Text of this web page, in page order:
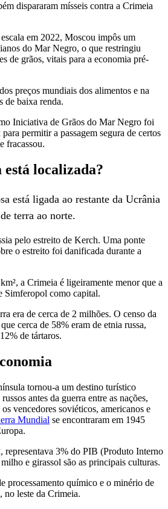
dispararam mísseis contra a Crimeia
em 2022, Moscou impôs um
do Mar Negro, o que restringiu
de grãos, vitais para a economia pré-
preços mundiais dos alimentos e na
de baixa renda.
Iniciativa de Grãos do Mar Negro foi
permitir a passagem segura de certos
fracassou.
localizada?
está ligada ao restante da Ucrânia
terra ao norte.
pelo estreito de Kerch. Uma ponte
o estreito foi danificada durante a
a Crimeia é ligeiramente menor que a
Simferopol como capital.
era de cerca de 2 milhões. O censo da
cerca de 58% eram de etnia russa,
de tártaros.
tornou-a um destino turístico
antes da guerra entre as nações,
vencedores soviéticos, americanos e
Mundial se encontraram em 1945
representava 3% do PIB (Produto Interno
e girassol são as principais culturas.
processamento químico e o minério de
no leste da Crimeia.